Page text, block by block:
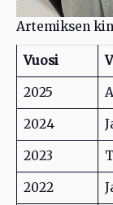
Artemiksen
Vuosi
2025
2024
2023
2022